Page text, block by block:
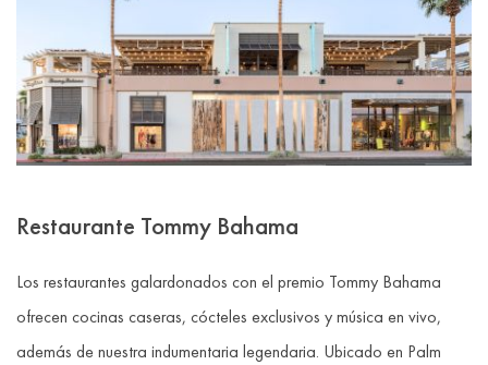
Restaurante Tommy Bahama
Los restaurantes galardonados con el premio Tommy Bahama
ofrecen cocinas caseras, cócteles exclusivos y música en vivo,
además de nuestra indumentaria legendaria. Ubicado en Palm